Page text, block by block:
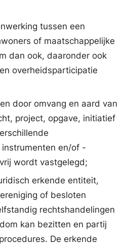
tussen een
of maatschappelijke
dan ook, daaronder ook
overheidsparticipatie
door omvang en aard van
project, opgave, initiatief
en/of -
wordt vastgelegd;
erkende entiteit,
of besloten
rechtshandelingen
kan bezitten en partij
De erkende